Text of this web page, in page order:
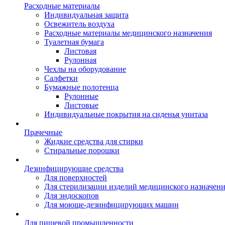
Расходные материалы
Индивидуальная защита
Освежитель воздуха
Расходные материалы медицинского назначения
Туалетная бумага
Листовая
Рулонная
Чехлы на оборудование
Салфетки
Бумажные полотенца
Рулонные
Листовые
Индивидуальные покрытия на сиденья унитаза
Прачечные
Жидкие средства для стирки
Стиральные порошки
Дезинфицирующие средства
Для поверхностей
Для стерилизации изделий медицинского
Для эндоскопов
Для моюще-дезинфицирующих машин
Для пищевой промышленности